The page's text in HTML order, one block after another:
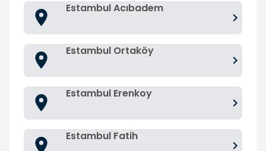
Estambul Acıbadem
Estambul Ortaköy
Estambul Erenkoy
Estambul Fatih